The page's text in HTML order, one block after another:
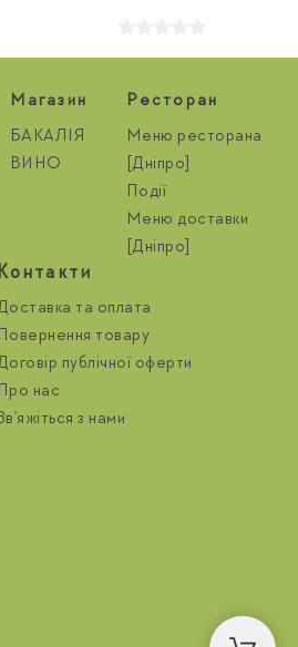
Магазин
БАКАЛІЯ
ВИНО
Ресторан
Меню ресторана
[Дніпро]
Події
Меню доставки
[Дніпро]
Контакти
та оплата
Повернення товару
публічної оферти
Про нас
з нами